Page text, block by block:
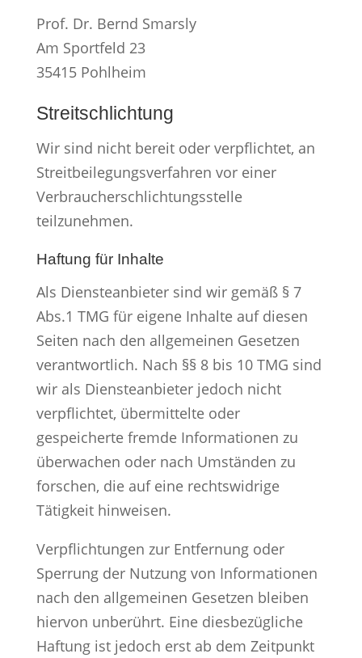
Prof. Dr. Bernd Smarsly
Am Sportfeld 23
35415 Pohlheim
Streitschlichtung
Wir sind nicht bereit oder verpflichtet, an
Streitbeilegungsverfahren vor einer
Verbraucherschlichtungsstelle
teilzunehmen.
Haftung für Inhalte
Als Diensteanbieter sind wir gemäß § 7
Abs.1 TMG für eigene Inhalte auf diesen
Seiten nach den allgemeinen Gesetzen
verantwortlich. Nach §§ 8 bis 10 TMG sind
wir als Diensteanbieter jedoch nicht
verpflichtet, übermittelte oder
gespeicherte fremde Informationen zu
überwachen oder nach Umständen zu
forschen, die auf eine rechtswidrige
Tätigkeit hinweisen.
Verpflichtungen zur Entfernung oder
Sperrung der Nutzung von Informationen
nach den allgemeinen Gesetzen bleiben
hiervon unberührt. Eine diesbezügliche
Haftung ist jedoch erst ab dem Zeitpunkt